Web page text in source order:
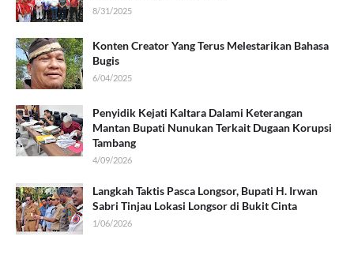
8/31/2025
Konten Creator Yang Terus Melestarikan Bahasa
Bugis
6/04/2025
Penyidik Kejati Kaltara Dalami Keterangan
Mantan Bupati Nunukan Terkait Dugaan Korupsi
Tambang
4/09/2026
Langkah Taktis Pasca Longsor, Bupati H. Irwan
Sabri Tinjau Lokasi Longsor di Bukit Cinta
1/06/2026